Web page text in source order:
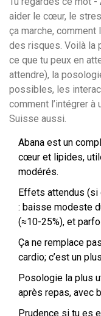
aider le cœur, le
ça marche, comment
des risques. Voilà la
ce que tu peux en
attendre), la
possibles, les
comment l’intégrer à
Suisse aussi.
Abana est un
cœur et lipides,
modérés.
Effets attendus (si
: baisse modeste
(≈10-25%), et
Ça ne remplace
cardio; c’est un
Posologie la plus
après repas, avec
Prudence si tu es